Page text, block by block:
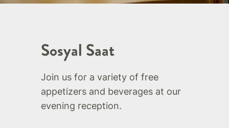
Sosyal Saat
Join us for a variety of free
appetizers and beverages at our
evening reception.